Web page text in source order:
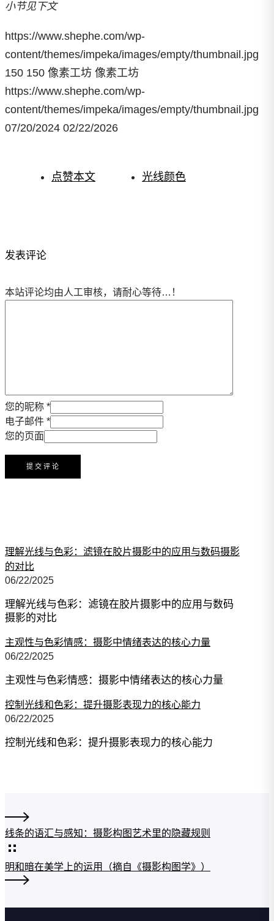
小节见下文
https://www.shephe.com/wp-
content/themes/impeka/images/empty/thumbnail.jpg
150 150 像素工坊 像素工坊
https://www.shephe.com/wp-
content/themes/impeka/images/empty/thumbnail.jpg
07/20/2024 02/22/2026
点赞本文 光线颜色
发表评论
本站评论均由人工审核，请耐心等待…！
您的昵称 *
电子邮件 *
您的页面
理解光线与色彩：滤镜在胶片摄影中的应用与数码摄影
的对比
06/22/2025
理解光线与色彩：滤镜在胶片摄影中的应用与数码
摄影的对比
主观性与色彩情感：摄影中情绪表达的核心力量
06/22/2025
主观性与色彩情感：摄影中情绪表达的核心力量
控制光线和色彩：提升摄影表现力的核心能力
06/22/2025
控制光线和色彩：提升摄影表现力的核心能力
线条的语汇与感知：摄影构图艺术里的隐藏规则
明和暗在美学上的运用（摘自《摄影构图学》）